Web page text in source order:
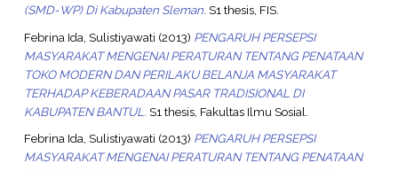
(SMD-WP) Di Kabupaten Sleman. S1 thesis, FIS.
Febrina Ida, Sulistiyawati (2013) PENGARUH PERSEPSI
MASYARAKAT MENGENAI PERATURAN TENTANG PENATAAN
TOKO MODERN DAN PERILAKU BELANJA MASYARAKAT
TERHADAP KEBERADAAN PASAR TRADISIONAL DI
KABUPATEN BANTUL. S1 thesis, Fakultas Ilmu Sosial.
Febrina Ida, Sulistiyawati (2013) PENGARUH PERSEPSI
MASYARAKAT MENGENAI PERATURAN TENTANG PENATAAN